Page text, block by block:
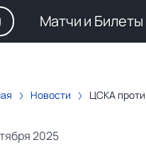
Матчи и Билеты
Новости ЦСКА
2025